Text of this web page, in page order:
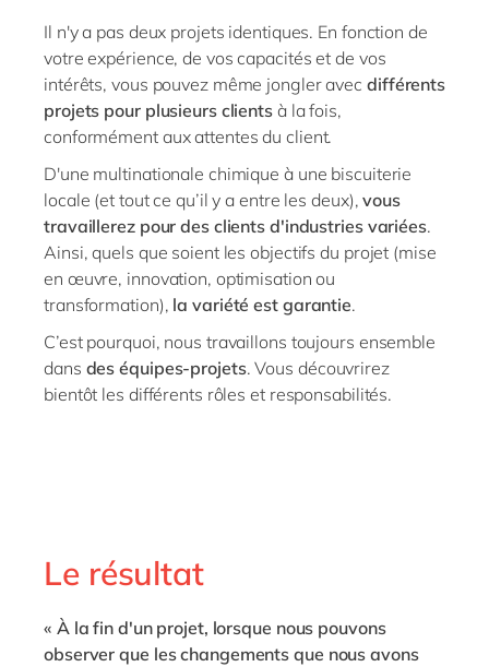
Il n'y a pas deux projets identiques. En fonction de
votre expérience, de vos capacités et de vos
intérêts, vous pouvez même jongler avec différents
projets pour plusieurs clients à la fois,
conformément aux attentes du client.
D'une multinationale chimique à une biscuiterie
locale (et tout ce qu’il y a entre les deux),vous
travaillerez pour des clients d'industries variées.
Ainsi, quels que soient les objectifs du projet (mise
en œuvre, innovation, optimisation ou
transformation), la variété est garantie.
C’est pourquoi, nous travaillons toujours ensemble
dans des équipes-projets. Vous découvrirez
bientôt les différents rôles et responsabilités.
Le résultat
« À la fin d'un projet, lorsque nous pouvons
observer que les changements que nous avons